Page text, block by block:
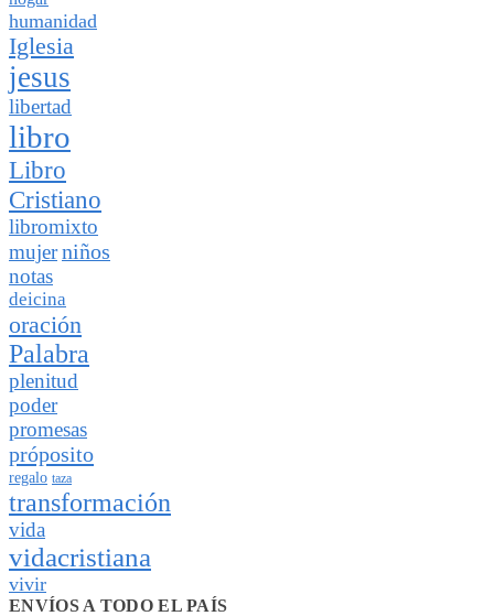
humanidad
Iglesia
jesus
libertad
libro
Libro
Cristiano
libromixto
mujerniños
notas
deicina
oración
Palabra
plenitud
poder
promesas
próposito
regalo taza
transformación
vida
vidacristiana
vivir
ENVÍOS A TODO EL PAÍS